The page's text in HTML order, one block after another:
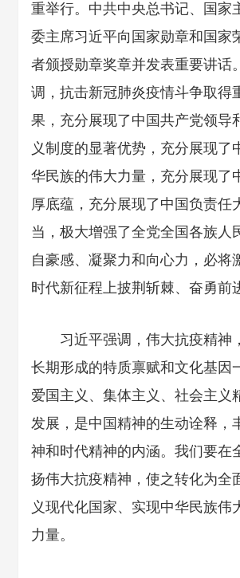
重举行。中共中央总书记、国家
委主席习近平向国家勋章和国家
者颁授勋章奖章并发表重要讲话
调，抗击新冠肺炎疫情斗争取得
果，充分展现了中国共产党领导
义制度的显著优势，充分展现了
华民族的伟大力量，充分展现了
厚底蕴，充分展现了中国负责任
当，极大增强了全党全国各族人
自豪感、凝聚力和向心力，必将
时代新征程上披荆斩棘、奋勇前
习近平强调，伟大抗疫精神
长期形成的特质禀赋和文化基因
爱国主义、集体主义、社会主义
发展，是中国精神的生动诠释，
神和时代精神的内涵。我们要在
扬伟大抗疫精神，使之转化为全
义现代化国家、实现中华民族伟
力量。